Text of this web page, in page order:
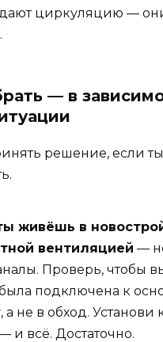
циркуляцию —
— в
решение, если
живёшь в
вентиляцией —
Проверь, чтобы
подключена к
а не в обход. Установи
и всё. Достаточно.